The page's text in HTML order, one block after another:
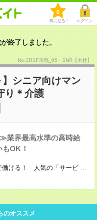
0
気になる！ ログイン
終了しました。
No.CRSF京都_05・SNR【本社】
】シニア向けマン
り＊介護
業界最高水準の高時給
OK！
働ける！ 人気の「サービ ...
のオススメ